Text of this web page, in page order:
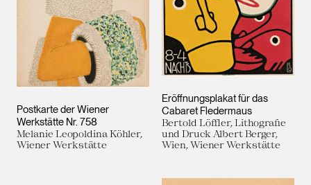
Postkarte der Wiener
Werkstätte Nr. 758
Melanie Leopoldina Köhler,
Wiener Werkstätte
Eröffnungsplakat für das
Cabaret Fledermaus
Bertold Löffler, Lithografie
und Druck Albert Berger,
Wien, Wiener Werkstätte